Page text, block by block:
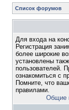
Список форумов
Для входа на
Регистрация
более широкие
установлены
пользователей.
ознакомиться с
Помните, что
правилами.
Общие